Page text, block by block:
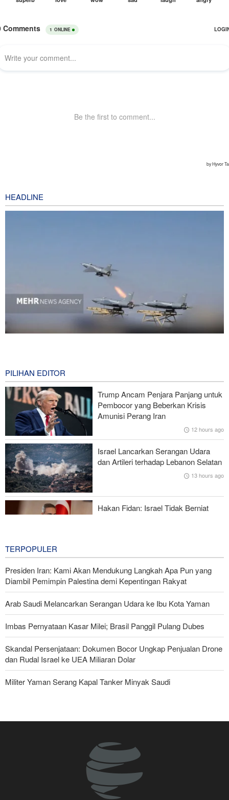
HEADLINE
Brigjen Akrami Nia: Artesh dalam Kondisi Siaga Penuh
Foreign Policy: Riyadh Terjepit di Antara Iran dan Ansarullah,
Kebijakan Ini Gagal
Brigjen Ebnolreza: Teknologi Iran Lebih Unggul daripada Sistem
Impor Mana Pun di Kawasan
Mengapa AS Nyaris Kehabisan Senjata dalam perang melawan
Iran?
PILIHAN EDITOR
Trump Ancam Penjara Panjang untuk
Pembocor yang Beberkan Krisis
Amunisi Perang Iran
12 hours ago
Israel Lancarkan Serangan Udara
dan Artileri terhadap Lebanon Selatan
13 hours ago
Hakan Fidan: Israel Tidak Berniat
TERPOPULER
Presiden Iran: Kami Akan Mendukung Langkah Apa Pun yang
Diambil Pemimpin Palestina demi Kepentingan Rakyat
Arab Saudi Melancarkan Serangan Udara ke Ibu Kota Yaman
Imbas Pernyataan Kasar Milei; Brasil Panggil Pulang Dubes
Skandal Persenjataan: Dokumen Bocor Ungkap Penjualan Drone
dan Rudal Israel ke UEA Miliaran Dolar
Militer Yaman Serang Kapal Tanker Minyak Saudi
Impor Mana Pun di Kawasan
Irak: Jumlah Peziarah yang Masuk sejak Awal Muharam Capai